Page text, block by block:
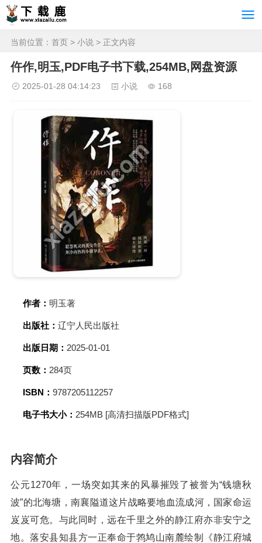
当前位置： 首页 > 小说 > 正文内容
仵作,明玉,PDF电子书下载,254MB,网盘资源
2025-01-28 04:14:23 小说 168
作者： 明玉著
出版社： 辽宁人民出版社
出版日期： 2025-01-01
页数： 284页
ISBN： 9787205112257
电子书大小： 254MB [高清扫描版PDF格式]
内容简介
公元1270年，一场突如其来的风暴摧毁了被誉为“钱塘秋
波”的北海塘，南襄隘道这片战略要地血流成河，国家命运
岌岌可危。与此同时，远在千里之外的静江府亦非安宁之
地。落安县知县方一正奉命于鹁鸠山南麓绘制《静江府城